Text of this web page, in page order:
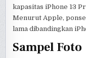
kapasitas iPhone 13
Menurut Apple,
lama dibandingkan
Sampel Foto